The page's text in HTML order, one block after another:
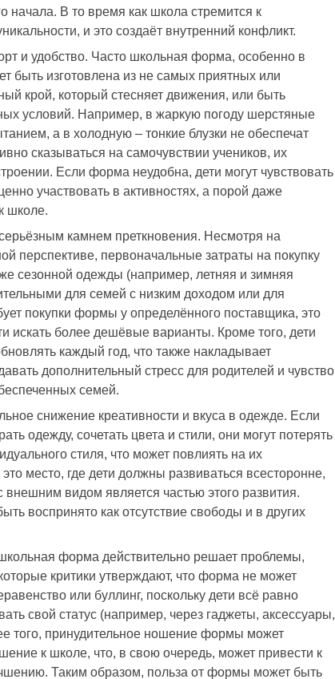
начала. В то время как школа стремится к
и это создаёт внутренний конфликт.
и удобство. Часто школьная форма, особенно в
быть изготовлена из не самых приятных или
крой, который стесняет движения, или быть
условий. Например, в жаркую погоду шерстяные
а в холодную – тонкие блузки не обеспечат
сказываться на самочувствии учеников, их
Если форма неудобна, дети могут чувствовать
участвовать в активностях, а порой даже
школе.
камнем преткновения. Несмотря на
перспективе, первоначальные затраты на покупку
сезонной одежды (например, летняя и зимняя
для семей с низким доходом или для
покупки формы у определённого поставщика, это
искать более дешёвые варианты. Кроме того, дети
каждый год, что также накладывает
дополнительный стресс для родителей и чувство
семей.
снижение креативности и вкуса в одежде. Если
одежду, сочетать цвета и стили, они могут потерять
стиля, что может повлиять на их
место, где дети должны развиваться всесторонне,
внешним видом является частью этого развития.
воспринято как отсутствие свободы и в других
форма действительно решает проблемы,
критики утверждают, что форма не может
или буллинг, поскольку дети всё равно
свой статус (например, через гаджеты, аксессуары,
того, принудительное ношение формы может
к школе, что, в свою очередь, может привести к
Таким образом, польза от формы может быть